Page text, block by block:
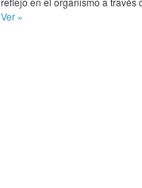
Ver »